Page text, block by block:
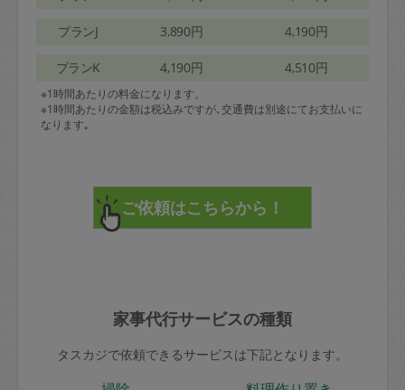
プランJ 3,890円 4,190円
プランK 4,190円 4,510円
※1時間あたりの料金になります。
※1時間あたりの金額は税込みですが､交通費は別途にてお支払いに
なります｡
家事代行サービスの種類
タスカジで依頼できるサービスは下記となります。